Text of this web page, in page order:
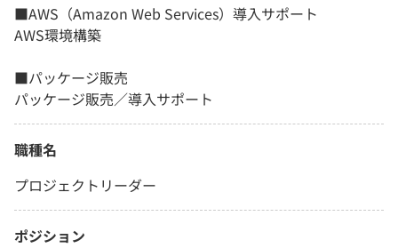
■AWS（Amazon Web Services）導入サポート
AWS環境構築
■パッケージ販売
パッケージ販売／導入サポート
職種名
プロジェクトリーダー
ポジション